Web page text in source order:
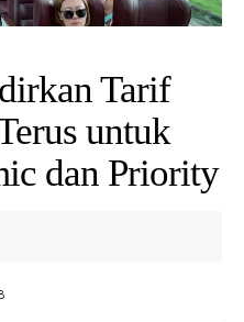
Tarif
untuk
dan Priority